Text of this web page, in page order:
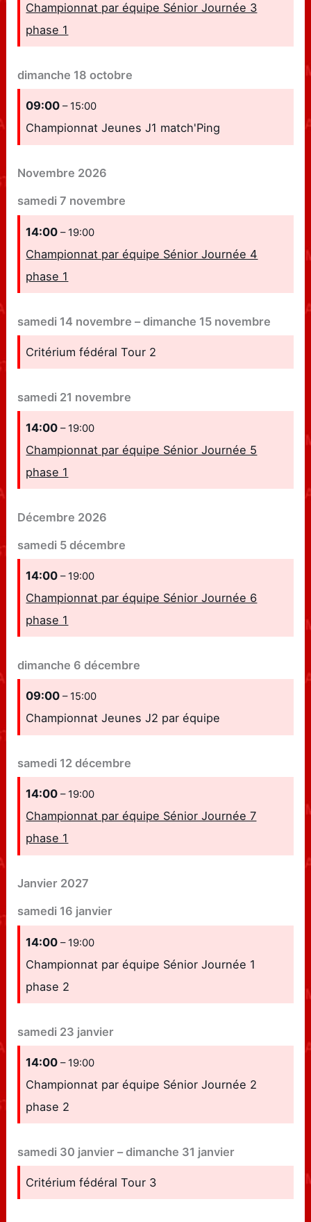
Championnat par équipe Sénior Journée 3
phase 1
dimanche 18 octobre
09:00– 15:00
Championnat Jeunes J1 match'Ping
Novembre 2026
samedi 7 novembre
14:00– 19:00
Championnat par équipe Sénior Journée 4
phase 1
samedi 14 novembre –dimanche 15 novembre
Critérium fédéral Tour 2
samedi 21 novembre
14:00– 19:00
Championnat par équipe Sénior Journée 5
phase 1
Décembre 2026
samedi 5 décembre
14:00– 19:00
Championnat par équipe Sénior Journée 6
phase 1
dimanche 6 décembre
09:00– 15:00
Championnat Jeunes J2 par équipe
samedi 12 décembre
14:00– 19:00
Championnat par équipe Sénior Journée 7
phase 1
Janvier 2027
samedi 16 janvier
14:00– 19:00
Championnat par équipe Sénior Journée 1
phase 2
samedi 23 janvier
14:00– 19:00
Championnat par équipe Sénior Journée 2
phase 2
samedi 30 janvier –dimanche 31 janvier
Critérium fédéral Tour 3